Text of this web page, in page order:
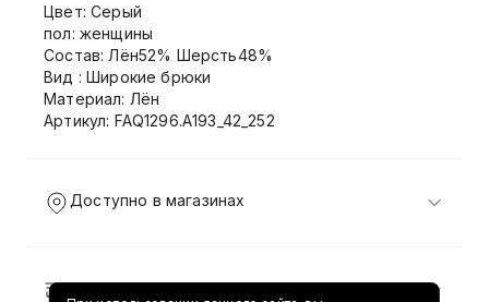
Цвет: Серый
пол: женщины
Состав: Лён52% Шерсть48%
Вид : Широкие брюки
Материал: Лён
Артикул: FAQ1296.A193_42_252
Доступно в магазинах
Доставка и возврат